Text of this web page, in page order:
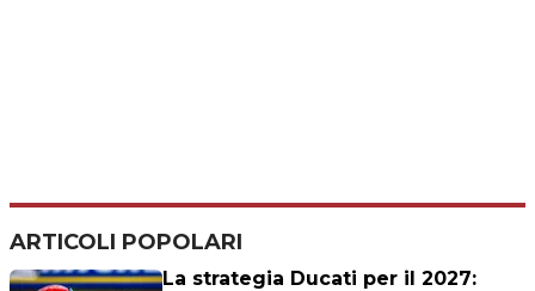
ARTICOLI POPOLARI
La strategia Ducati per il 2027: